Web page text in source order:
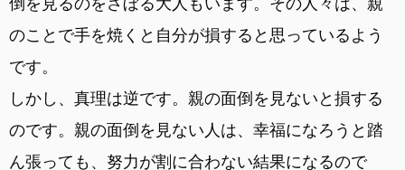
のことで手を焼くと自分が損すると思っているよう
です。
しかし、真理は逆です。親の面倒を見ないと損する
のです。親の面倒を見ない人は、幸福になろうと踏
ん張っても、努力が割に合わない結果になるので